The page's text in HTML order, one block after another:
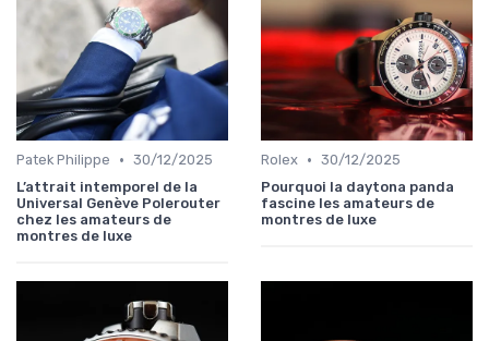
Patek Philippe • 30/12/2025
L’attrait intemporel de la
Universal Genève Polerouter
chez les amateurs de
montres de luxe
Rolex • 30/12/2025
Pourquoi la daytona panda
fascine les amateurs de
montres de luxe